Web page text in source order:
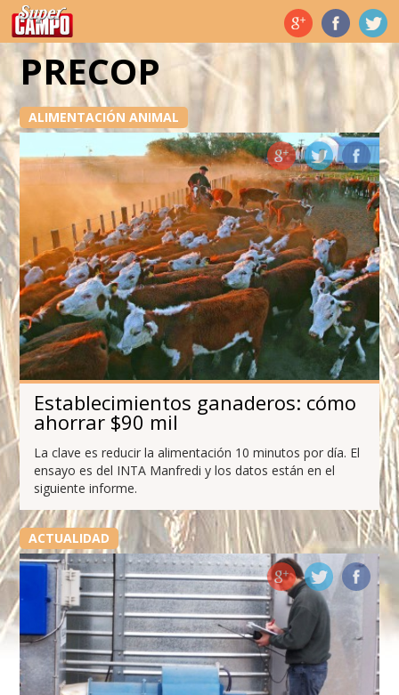
Temas de hoy
PRECOP
ALIMENTACIÓN ANIMAL
Establecimientos ganaderos: cómo
ahorrar $90 mil
La clave es reducir la alimentación 10 minutos por día. El
ensayo es del INTA Manfredi y los datos están en el
siguiente informe.
ACTUALIDAD